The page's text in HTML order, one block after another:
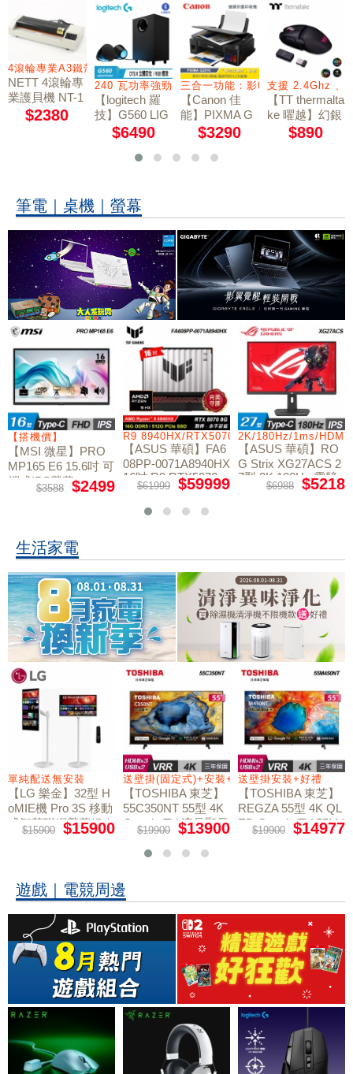
4滾輪專業A3鐵殼製護貝機
NETT 4滾輪專
業護貝機 NT-1
901$2380
240 瓦功率強勁音效
【logitech 羅
技】G560 LIG
HTSYNC PC
電競音箱系統
$6490
三合一功能：影印/列印/掃描
【Canon 佳
能】PIXMA G
2010 原廠大供
$3290
支援 2.4Ghz 、
【TT thermalta
ke 曜越】幻銀
ARGENT M5
RGB 三模無線
$890
筆電｜桌機｜螢幕
W11
【搭機價】
【MSI 微星】PRO
MP165 E6 15.6吋 可
攜式IPS螢幕
$3588 $2499
R9 8940HX/RTX5070/512GB/16G
【ASUS 華碩】FA6
08PP-0071A8940HX
16吋 R9 RTX5070
電競筆電
$61999 $59999
2K/180Hz/1ms/
【ASUS 華碩】RO
G Strix XG27ACS 2
7型 2K 180Hz 電競
$6988 $5218
生活家電
禮
單純配送無安裝
【LG 樂金】32型 H
oMIE機 Pro 3S 移動
式智慧聯網螢幕組｜
單純配送
$15900 $15900
送壁掛(固定式)+安裝+好禮贈
【TOSHIBA 東芝】
55C350NT 55型 4K
Google TV 液晶顯示
器｜含壁掛(固定式)
+安裝
$19900 $13900
送壁掛安裝+好禮
【TOSHIBA 東芝】
REGZA 55型 4K QL
ED Google TV 55M4
50NT液晶顯示器｜
$19900 $14977
遊戲｜電競周邊